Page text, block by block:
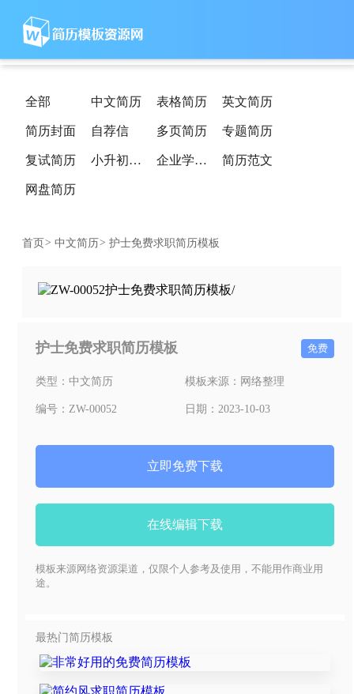
全部 中文简历 表格简历 英文简历
简历封面 自荐信 多页简历 专题简历
复试简历 小升初简历 企业学校简历 简历范文
网盘简历
首页 > 中文简历> 护士免费求职简历模板
护士免费求职简历模板 免费
类型：中文简历 模板来源： 网络整理
编号：ZW-00052 日期：2023-10-03
立即免费下载
在线编辑下载
模板来源网络资源渠道，仅限个人参考及使用，不能用作商业用
途。
最热门简历模板